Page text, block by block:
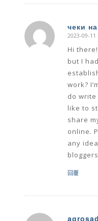
чеки
says:
2023-09-11
Hi
but I
work?
do write
like to
share
online.
any
回覆